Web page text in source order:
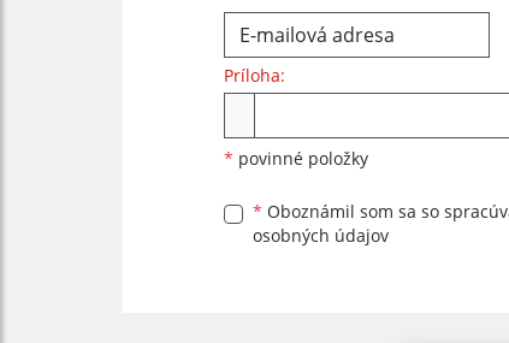
Príloha:
* povinné položky
* Oboznámil som sa so
osobných údajov